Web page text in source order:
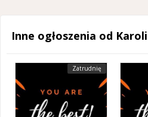
Inne ogłoszenia od
Zatrudnię